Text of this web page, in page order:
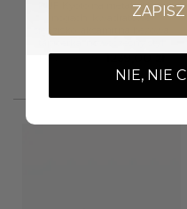
PUF Kyoto na metalowych
nogach, kwadratowe
siedzisko, aksamitna beżowa
1369,00zł Pierwotna
cena
wynosiła:
1239,00zł
NIE, NIE